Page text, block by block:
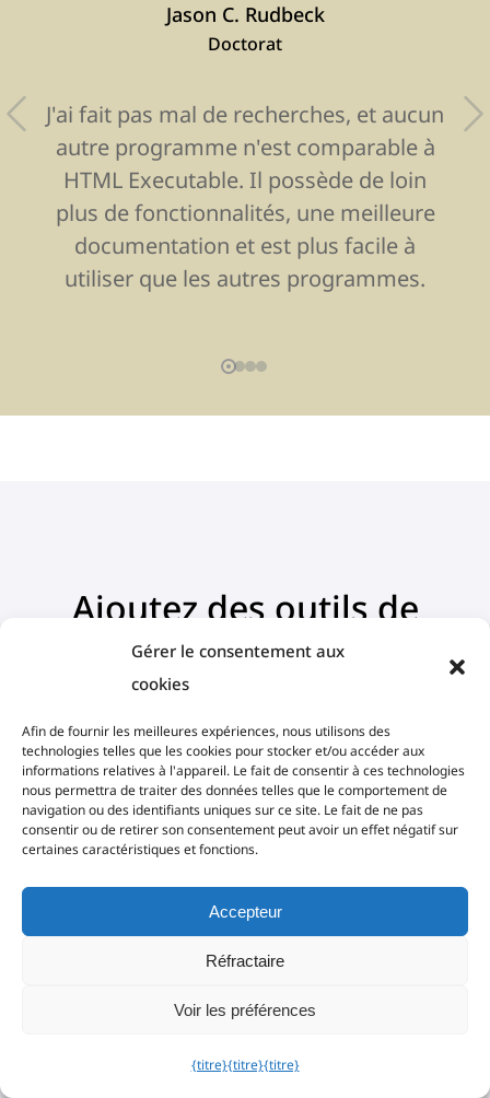
Gérer le consentement aux
cookies
Afin de fournir les meilleures expériences, nous utilisons des
technologies telles que les cookies pour stocker et/ou accéder aux
informations relatives à l'appareil. Le fait de consentir à ces technologies
nous permettra de traiter des données telles que le comportement de
navigation ou des identifiants uniques sur ce site. Le fait de ne pas
consentir ou de retirer son consentement peut avoir un effet négatif sur
certaines caractéristiques et fonctions.
Accepteur
Réfractaire
Voir les préférences
{titre}{titre}{titre}
Jason C. Rudbeck
Doctorat
J'ai fait pas mal de recherches, et aucun
autre programme n'est comparable à
HTML Executable. Il possède de loin
plus de fonctionnalités, une meilleure
documentation et est plus facile à
utiliser que les autres programmes.
Ajoutez des outils de
recherche, de contenu et
de favoris à vos livres
électroniques